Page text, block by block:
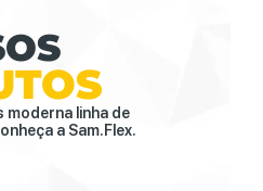
moderna linha de
a Sam.Flex.